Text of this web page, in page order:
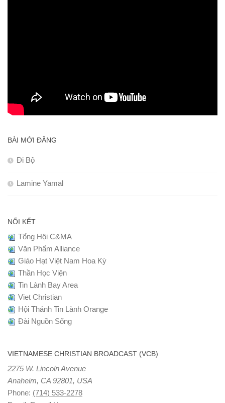
BÀI MỚI ĐĂNG
Đi Bộ
Lamine Yamal
NỐI KẾT
Tổng Hội C&MA
Văn Phẩm Alliance
Giáo Hạt Việt Nam Hoa Kỳ
Thần Học Viện
Tin Lành Bay Area
Viet Christian
Hội Thánh Tin Lành Orange
Đài Nguồn Sống
VIETNAMESE CHRISTIAN BROADCAST (VCB)
2275 W. Lincoln Avenue
Anaheim, CA 92801, USA
Phone: (714) 533-2278